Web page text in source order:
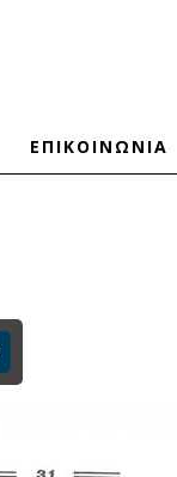
ΕΠΙΚΟΙΝΩΝΙΑ